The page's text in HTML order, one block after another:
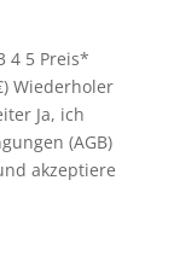
4 5 Preis*
Wiederholer
Ja, ich
(AGB)
akzeptiere